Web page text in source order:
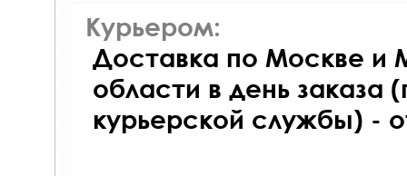
Курьером:
Доставка по Москве и
области в день заказа
курьерской службы) -